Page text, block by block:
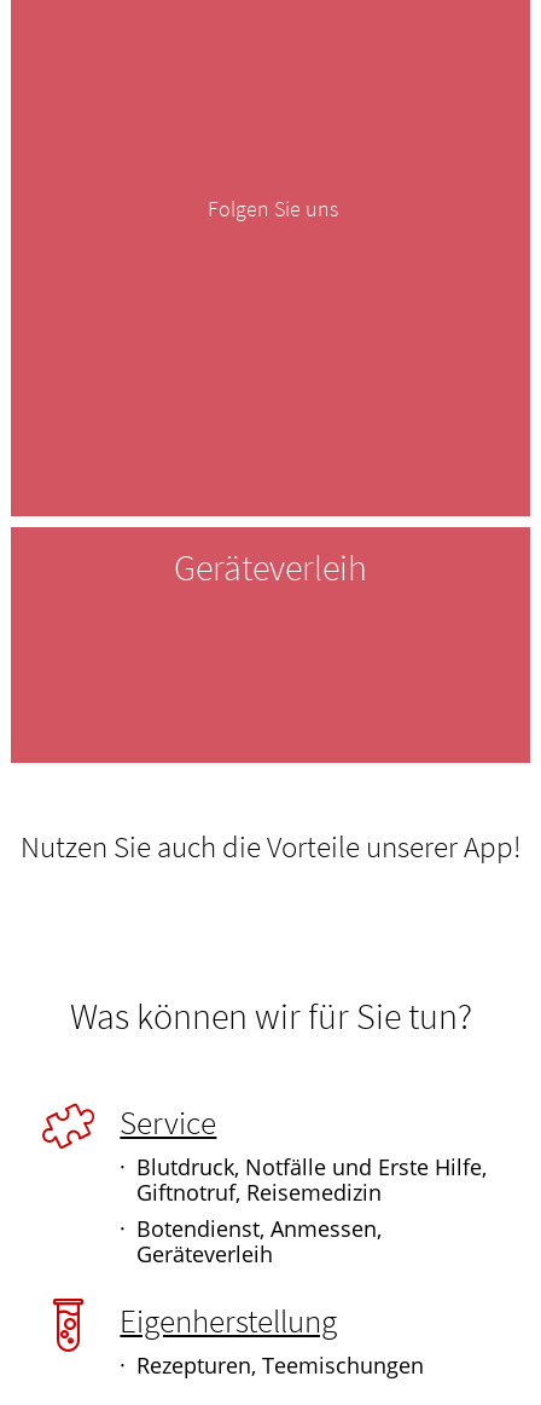
Folgen Sie uns
Geräteverleih
Nutzen Sie auch die Vorteile unserer App!
Was können wir für Sie tun?
Service
Blutdruck, Notfälle und Erste Hilfe,
Giftnotruf, Reisemedizin
Botendienst, Anmessen,
Geräteverleih
Eigenherstellung
Rezepturen, Teemischungen